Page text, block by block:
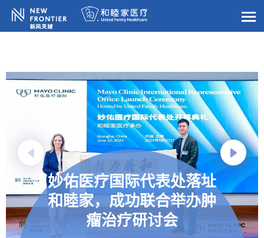
妙佑医疗国际代表处落址
和睦家，成功联合举办肿
瘤治疗研讨会